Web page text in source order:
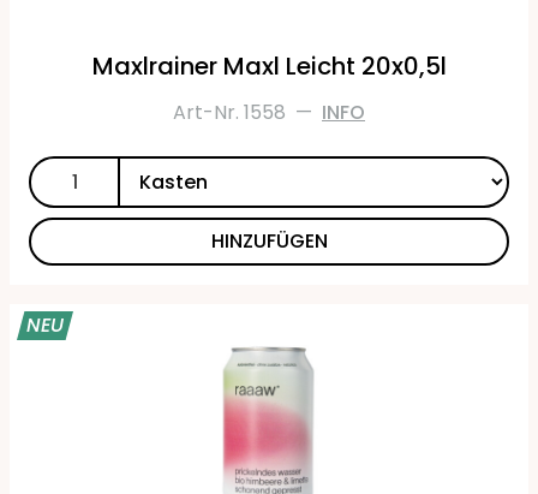
Maxlrainer Maxl Leicht 20x0,5l
Art-Nr. 1558 — INFO
HINZUFÜGEN
NEU